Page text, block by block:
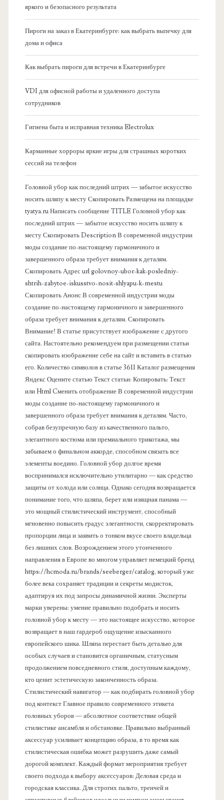
яркого и безопасного результата
Пироги на заказ в Екатеринбурге: как выбрать выпечку для
дома и офиса
Как выбрать пироги для встречи в Екатеринбурге
VDI для офисной работы и удаленного доступа
сотрудников
Гигиена быта и исправная техника Electrolux
Карманные хорроры яркие игры для страшных коротких
сессий на телефон
Головной убор как последний штрих — забытое искусство
носить шляпу к месту Скопировать Размещена на площадке
tyatya.ru Написать сообщение TITLE Головной убор как
последний штрих — забытое искусство носить шляпу к
месту Скопировать Description В современной индустрии
моды создание по-настоящему гармоничного и
завершенного образа требует внимания к деталям.
Скопировать Адрес url golovnoy-ubor-kak-posledniy-
shtrih-zabytoe-iskusstvo-nosit-shlyapu-k-mestu
Скопировать Анонс В современной индустрии моды
создание по-настоящему гармоничного и завершенного
образа требует внимания к деталям. Скопировать
Внимание! В статье присутствует изображение с другого
сайта. Настоятельно рекомендуем при размещении статьи
скопировать изображение себе на сайт и вставить в статью
его. Количество символов в статье 3611 Каталог размещения
Яндекс Оцените статью Текст статьи: Копировать: Текст
или Html Cменить отображение В современной индустрии
моды создание по-настоящему гармоничного и
завершенного образа требует внимания к деталям. Часто,
собрав безупречную базу из качественного пальто,
элегантного костюма или премиального трикотажа, мы
забываем о финальном аккорде, способном связать все
элементы воедино. Головной убор долгое время
воспринимался исключительно утилитарно — как средство
защиты от холода или солнца. Однако сегодня возвращается
понимание того, что шляпа, берет или изящная панама —
это мощный стилистический инструмент, способный
мгновенно повысить градус элегантности, скорректировать
пропорции лица и заявить о тонком вкусе своего владельца
без лишних слов. Возрождением этого утонченного
направления в Европе во многом управляет немецкий бренд
https://hcmoda.ru/brands/seeberger/catalog, который уже
более века сохраняет традиции и секреты модисток,
адаптируя их под запросы динамичной жизни. Эксперты
марки уверены: умение правильно подобрать и носить
головной убор к месту — это настоящее искусство, которое
возвращает в наш гардероб ощущение изысканного
европейского шика. Шляпа перестает быть деталью для
особых случаев и становится органичным, статусным
продолжением повседневного стиля, доступным каждому,
кто ценит эстетическую законченность образа.
Стилистический навигатор — как подбирать головной убор
под контекст Главное правило современного этикета
головных уборов — абсолютное соответствие общей
стилистике ансамбля и обстановке. Правильно выбранный
аксессуар усиливает концепцию образа, в то время как
стилистическая ошибка может разрушить даже самый
дорогой комплект. Каждый формат мероприятия требует
своего подхода к выбору аксессуаров: Деловая среда и
городская классика. Для строгих пальто, тренчей и